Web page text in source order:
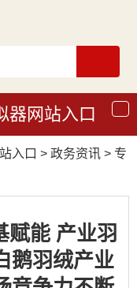
导
航
器网站入口
入口 > 政务资讯 > 专
赋能 产业羽
鹅羽绒产业